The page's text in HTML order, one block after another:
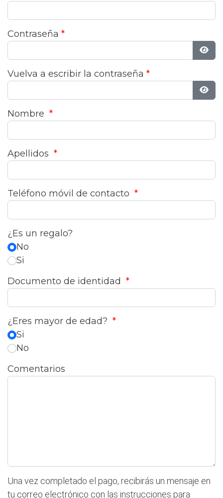
Contraseña *
Vuelva a escribir la contraseña *
Nombre *
Apellidos *
Teléfono móvil de contacto *
¿Es un regalo?
No
Si
Documento de identidad *
¿Eres mayor de edad? *
Si
No
Comentarios
Una vez completado el pago, recibirás un mensaje en
tu correo electrónico con las instrucciones para